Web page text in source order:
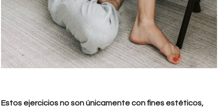
Estos ejercicios no son únicamente con fines estéticos,